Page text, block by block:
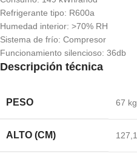
Refrigerante tipo: R600a
Humedad interior: >70% RH
Sistema de frío: Compresor
Funcionamiento silencioso: 36db
Descripción técnica
PESO 67 kg
ALTO (CM) 127,1